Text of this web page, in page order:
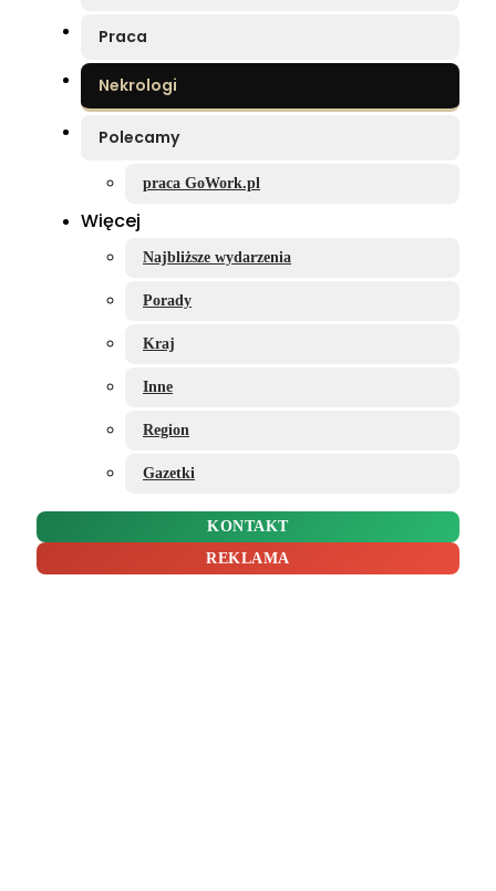
Praca
Nekrologi
Polecamy
praca GoWork.pl
Więcej
Najbliższe wydarzenia
Porady
Kraj
Inne
Region
Gazetki
KONTAKT
REKLAMA